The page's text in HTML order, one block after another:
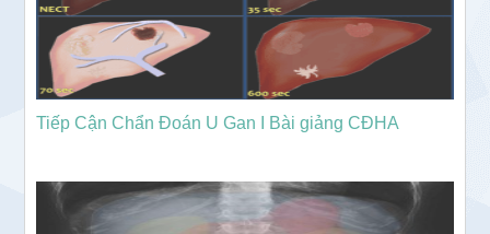
Tiếp Cận Chẩn Đoán U Gan I Bài giảng CĐHA